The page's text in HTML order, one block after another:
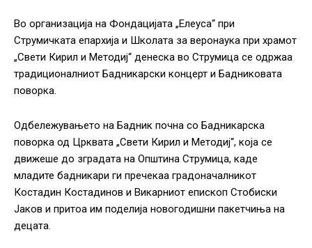
Во организација на Фондацијата „Елеуса“ при
Струмичката епархија и Школата за веронаука при храмот
„Свети Кирил и Методиј“ денеска во Струмица се одржаа
традиционалниот Бадникарски концерт и Бадниковата
поворка.
Одбележувањето на Бадник почна со Бадникарска
поворка од Црквата „Свети Кирил и Методиј“, која се
движеше до зградата на Општина Струмица, каде
младите бадникари ги пречекаа градоначалникот
Костадин Костадинов и Викарниот епископ Стобиски
Јаков и притоа им поделија новогодишни пакетчиња на
децата.